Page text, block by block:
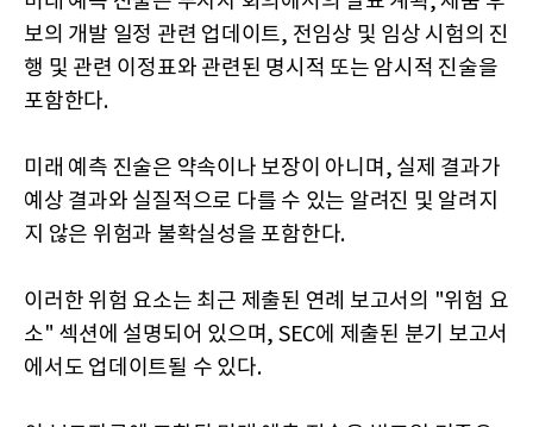
보의 개발 일정 관련 업데이트, 전임상 및 임상 시험의 진
행 및 관련 이정표와 관련된 명시적 또는 암시적 진술을
포함한다.
미래 예측 진술은 약속이나 보장이 아니며, 실제 결과가
예상 결과와 실질적으로 다를 수 있는 알려진 및 알려지
지 않은 위험과 불확실성을 포함한다.
이러한 위험 요소는 최근 제출된 연례 보고서의 "위험 요
소" 섹션에 설명되어 있으며, SEC에 제출된 분기 보고서
에서도 업데이트될 수 있다.